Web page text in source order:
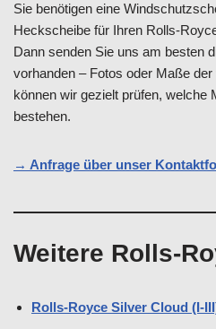
Sie benötigen eine
Heckscheibe für Ihren Rolls-
Dann senden Sie uns am besten
vorhanden – Fotos oder Maße
können wir gezielt prüfen, welche
bestehen.
→ Anfrage über unser
Weitere Rolls-
Rolls-Royce Silver Cloud (I-